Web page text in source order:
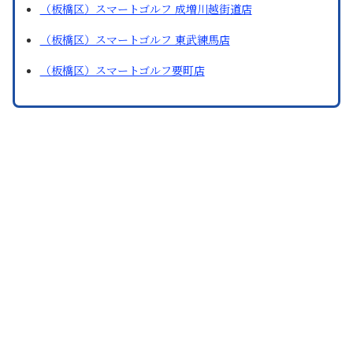
（板橋区）スマートゴルフ 成増川越街道店
（板橋区）スマートゴルフ 東武練馬店
（板橋区）スマートゴルフ要町店